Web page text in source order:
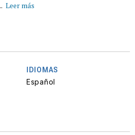
Leer más
IDIOMAS
Español